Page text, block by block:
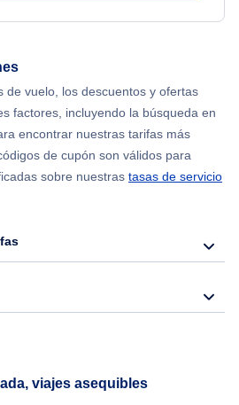
de vuelo, los descuentos y ofertas
factores, incluyendo la búsqueda en
encontrar nuestras tarifas más
de cupón son válidos para
sobre nuestras tasas de servicio
viajes asequibles